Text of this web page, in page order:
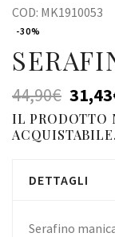
COD: MK1910053
-30%
44,90€ 31,43
IL PRODOTTO
ACQUISTABILE.
DETTAGLI
Serafino